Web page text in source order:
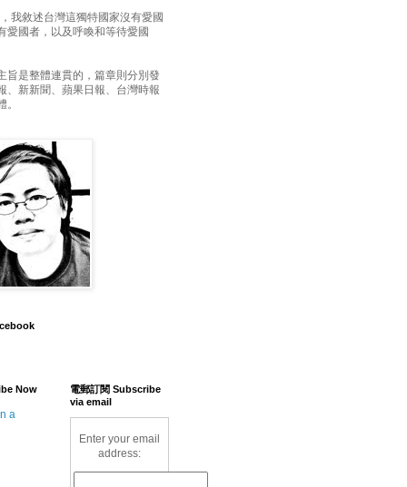
我敘述台灣這獨特國家沒有愛國
愛國者，以及呼喚和等待愛國
旨是整體連貫的，篇章則分別發
、新新聞、蘋果日報、台灣時報
Now
a
電郵訂閱 Subscribe
via email
Enter your email
address: